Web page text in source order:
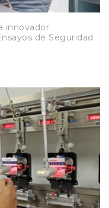
innovador
de Seguridad